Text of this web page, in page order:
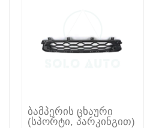
ბამპერის ცხაური
(სპორტი, პარკინგით)